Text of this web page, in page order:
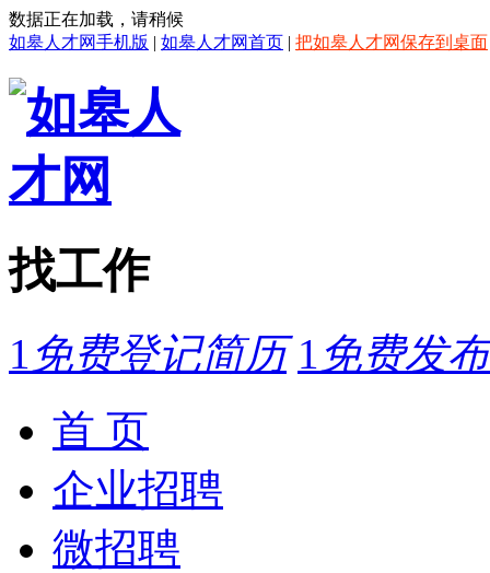
数据正在加载，请稍候
如皋人才网手机版 | 如皋人才网首页 | 把如皋人才网保存到桌面
找工作
1 免费登记简历 1 免费发
首 页
企业招聘
微招聘